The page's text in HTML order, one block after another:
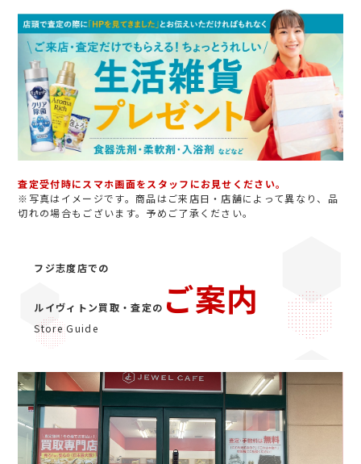
査定受付時にスマホ画面をスタッフにお見せください。
※写真はイメージです。商品はご来店日・店舗によって異なり、品
切れの場合もございます。予めご了承ください。
フジ志度店での
ルイヴィトン買取・査定の ご案内
Store Guide